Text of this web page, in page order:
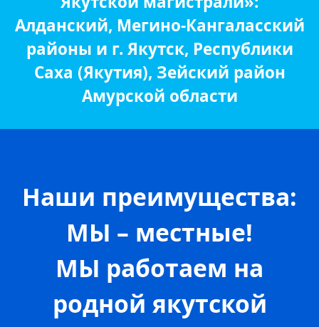
Алданский, Мегино-Кангаласский
районы и г. Якутск, Республики
Саха (Якутия), Зейский район
Амурской области
Наши преимущества:
МЫ – местные!
МЫ работаем на
родной якутской